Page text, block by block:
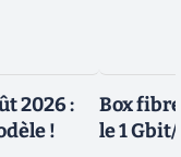
2026 :
!
Box
le 1